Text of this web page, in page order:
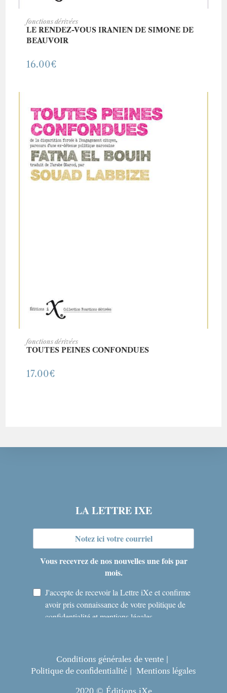
AJOUTER AU PANIER
fonctions dérivées
LE RENDEZ-VOUS IRANIEN DE SIMONE DE
BEAUVOIR
16.00€
AJOUTER AU PANIER
fonctions dérivées
TOUTES PEINES CONFONDUES
17.00€
Conditions générales de vente
Politique de confidentialité
Mentions légales
2020 © Éditions iXe